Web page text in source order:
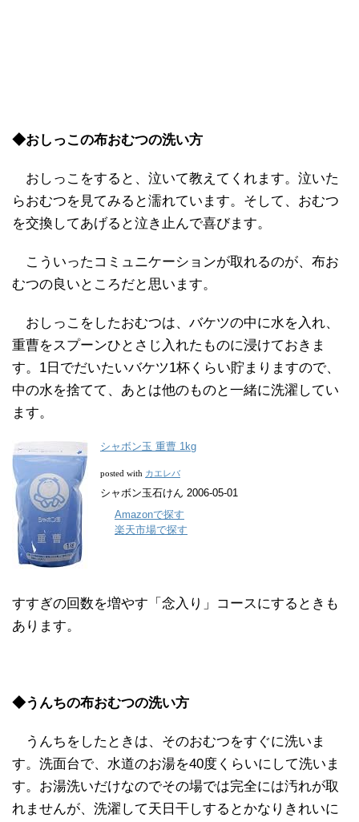
◆おしっこの布おむつの洗い方
おしっこをすると、泣いて教えてくれます。泣いた
らおむつを見てみると濡れています。そして、おむつ
を交換してあげると泣き止んで喜びます。
こういったコミュニケーションが取れるのが、布お
むつの良いところだと思います。
おしっこをしたおむつは、バケツの中に水を入れ、
重曹をスプーンひとさじ入れたものに浸けておきま
す。1日でだいたいバケツ1杯くらい貯まりますので、
中の水を捨てて、あとは他のものと一緒に洗濯してい
ます。
シャボン玉 重曹 1kg
posted with カエレバ
シャボン玉石けん 2006-05-01
Amazonで探す
楽天市場で探す
すすぎの回数を増やす「念入り」コースにするときも
あります。
◆うんちの布おむつの洗い方
うんちをしたときは、そのおむつをすぐに洗いま
す。洗面台で、水道のお湯を40度くらいにして洗いま
す。お湯洗いだけなのでその場では完全には汚れが取
れませんが、洗濯して天日干しするとかなりきれいに